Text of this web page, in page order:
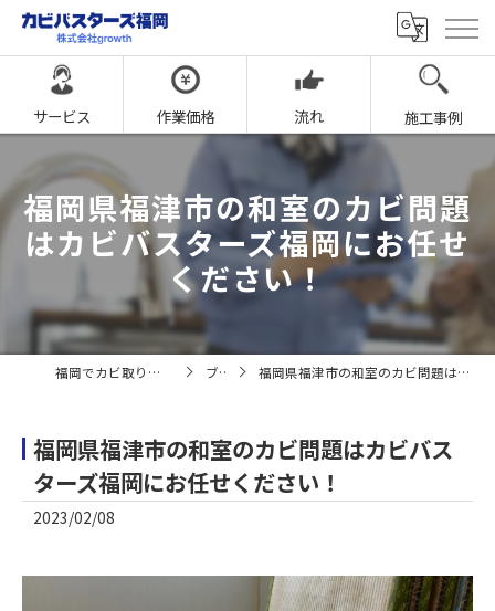
サービス 作業価格 流れ 施工事例
福岡県福津市の和室のカビ問題
はカビバスターズ福岡にお任せ
ください！
福岡でカビ取りならカビバスターズ福岡 ブログ 福岡県福津市の和室のカビ問題はカビバスターズ福岡にお任せください！
福岡県福津市の和室のカビ問題はカビバス
ターズ福岡にお任せください！
2023/02/08